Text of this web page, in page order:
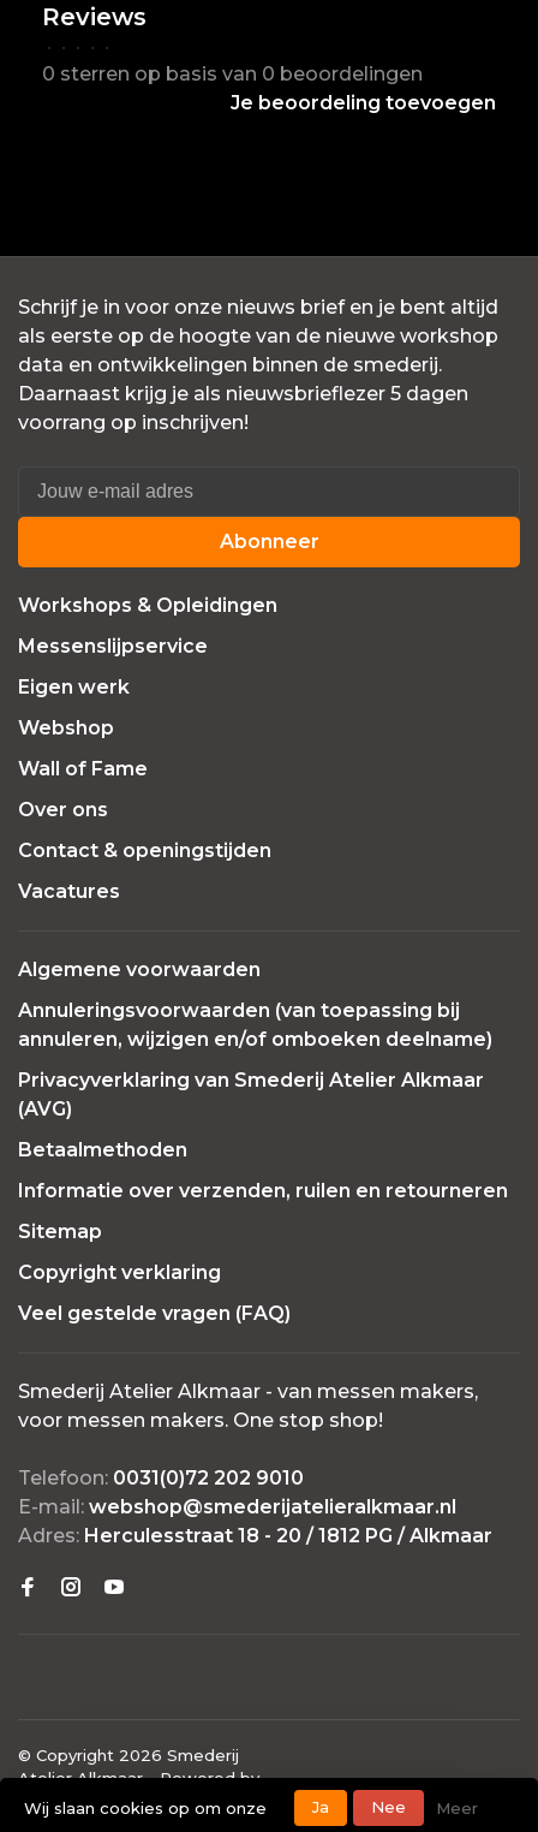
Reviews
• • • • •
0 sterren op basis van 0 beoordelingen
Je beoordeling toevoegen
Schrijf je in voor onze nieuws brief en je bent altijd
als eerste op de hoogte van de nieuwe workshop
data en ontwikkelingen binnen de smederij.
Daarnaast krijg je als nieuwsbrieflezer 5 dagen
voorrang op inschrijven!
Abonneer
Workshops & Opleidingen
Messenslijpservice
Eigen werk
Webshop
Wall of Fame
Over ons
Contact & openingstijden
Vacatures
Algemene voorwaarden
Annuleringsvoorwaarden (van toepassing bij
annuleren, wijzigen en/of omboeken deelname)
Privacyverklaring van Smederij Atelier Alkmaar
(AVG)
Betaalmethoden
Informatie over verzenden, ruilen en retourneren
Sitemap
Copyright verklaring
Veel gestelde vragen (FAQ)
Smederij Atelier Alkmaar - van messen makers,
voor messen makers. One stop shop!
Telefoon: 0031(0)72 202 9010
E-mail: webshop@smederijatelieralkmaar.nl
Adres: Herculesstraat 18 - 20 / 1812 PG / Alkmaar
© Copyright 2026 Smederij
Atelier Alkmaar- Powered by
Lightspeed
- Theme by
Huysmans.me
Wij slaan cookies op om onze Ja Nee Meer